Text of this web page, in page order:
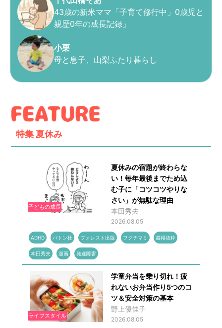
43歳の新米ママ「子育て修行中」0歳児と
親歴0年の成長記録」
小栗
母と息子、山梨ふたり暮らし
特集 夏休み
子どもの成長
夏休みの宿題が終わらな
い！毎年最後までため込
む子に「コツコツやりな
さい」が無駄な理由
本田秀夫
2026.08.05
ADHD バトン社 フォレスト出版 フクチマミ 書籍抜粋
本田秀夫 漫画 発達障害
ライフスタイル
学童弁当を乗り切れ！疲
れないお弁当作り5つのコ
ツ＆安全対策の基本
野上優佳子
2026.08.05